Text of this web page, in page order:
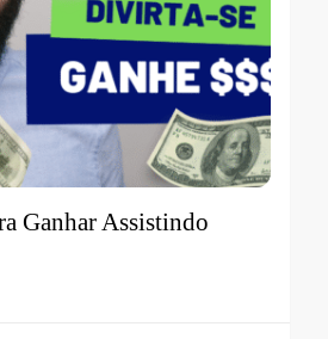
Ganhar Assistindo